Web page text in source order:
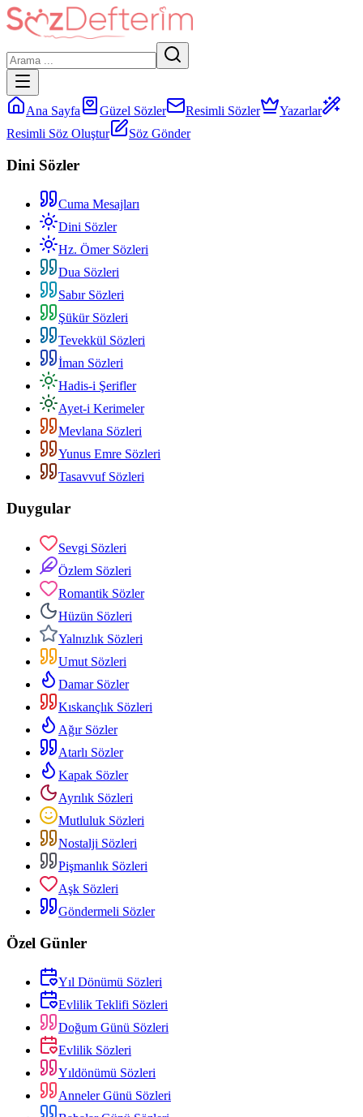
Ana Sayfa Güzel Sözler Resimli Sözler
Yazarlar
Resimli Söz Oluştur
Söz Gönder
Dini Sözler
Cuma Mesajları
Dini Sözler
Hz. Ömer Sözleri
Dua Sözleri
Sabır Sözleri
Şükür Sözleri
Tevekkül Sözleri
İman Sözleri
Hadis-i Şerifler
Ayet-i Kerimeler
Mevlana Sözleri
Yunus Emre Sözleri
Tasavvuf Sözleri
Duygular
Sevgi Sözleri
Özlem Sözleri
Romantik Sözler
Hüzün Sözleri
Yalnızlık Sözleri
Umut Sözleri
Damar Sözler
Kıskançlık Sözleri
Ağır Sözler
Atarlı Sözler
Kapak Sözler
Ayrılık Sözleri
Mutluluk Sözleri
Nostalji Sözleri
Pişmanlık Sözleri
Aşk Sözleri
Göndermeli Sözler
Özel Günler
Yıl Dönümü Sözleri
Evlilik Teklifi Sözleri
Doğum Günü Sözleri
Evlilik Sözleri
Yıldönümü Sözleri
Anneler Günü Sözleri